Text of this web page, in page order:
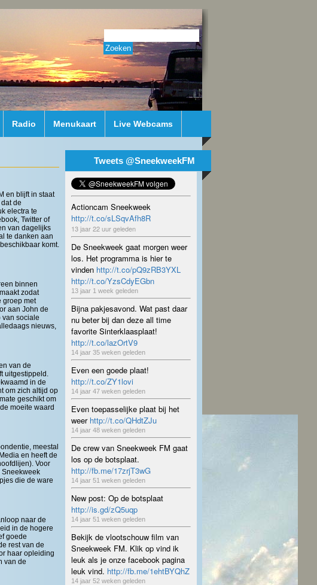
Radio Menukaart Live Webcams
en blijft in staat
de
electra te
Twitter of
van dagelijks
te danken aan
komt.
binnen
zodat
groep met
aan John de
van sociale
nieuws,
van de
uitgestippeld.
in de
om zich altijd op
geschikt om
moeite waard
meestal
en heeft de
Voor
Sneekweek
die de ware
naar de
in de hogere
goede
rest van de
haar opleiding
van de
Tweets @SneekweekFM
Actioncam Sneekweek
http://t.co/sLSqvAfh8R
13 jaar 22 uur geleden
De Sneekweek gaat morgen weer
los. Het programma is hier te
vinden http://t.co/pQ9zRB3YXL
http://t.co/YzsCdyEGbn
13 jaar 1 week geleden
Bijna pakjesavond. Wat past daar
nu beter bij dan deze all time
favorite Sinterklaasplaat!
http://t.co/lazOrtV9
14 jaar 35 weken geleden
Even een goede plaat!
http://t.co/ZY1lovi
14 jaar 47 weken geleden
Even toepasselijke plaat bij het
weer http://t.co/QHdtZJu
14 jaar 48 weken geleden
De crew van Sneekweek FM gaat
los op de botsplaat.
http://fb.me/17zrjT3wG
14 jaar 51 weken geleden
New post: Op de botsplaat
http://is.gd/zQ5uqp
14 jaar 51 weken geleden
Bekijk de vlootschouw film van
Sneekweek FM. Klik op vind ik
leuk als je onze facebook pagina
leuk vind. http://fb.me/1ehtBYQhZ
14 jaar 52 weken geleden